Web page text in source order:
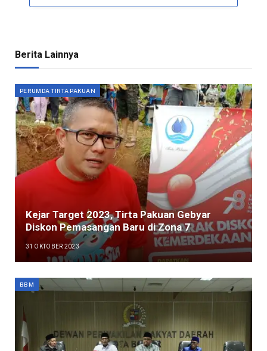
Berita Lainnya
PERUMDA TIRTA PAKUAN
Kejar Target 2023, Tirta Pakuan Gebyar
Diskon Pemasangan Baru di Zona 7
31 OKTOBER 2023
BBM